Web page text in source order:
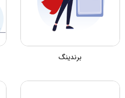
برندینگ